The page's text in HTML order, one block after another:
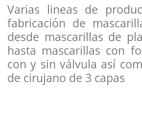
Varias lineas de
fabricación de
desde mascarillas de
hasta mascarillas con
con y sin válvula así
de cirujano de 3 capas